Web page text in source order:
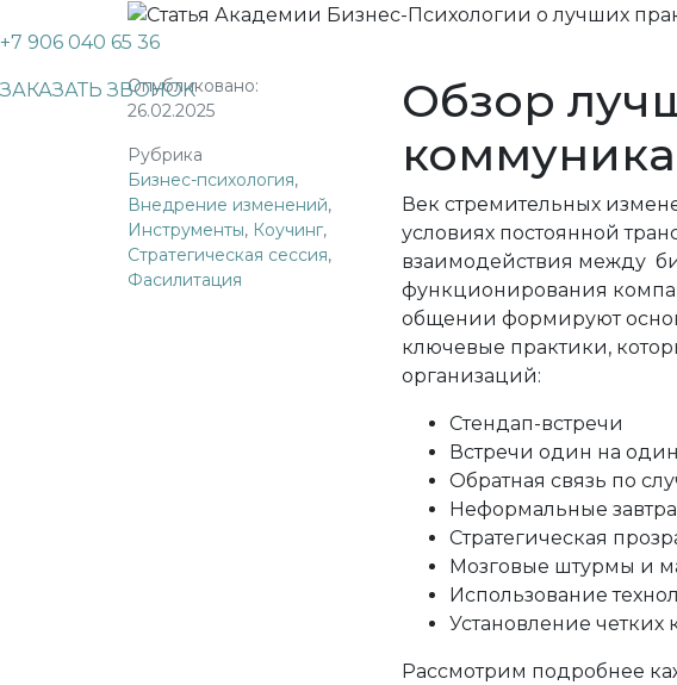
+7 906 040 65 36
ЗАКАЗАТЬ ЗВОНОК
Опубликовано:
26.02.2025
Рубрика
Бизнес-психология,
Внедрение изменений,
Инструменты, Коучинг,
Стратегическая сессия,
Фасилитация
Обзор
Век стремительных
условиях постоянной
взаимодействия между
функционирования
общении формируют
ключевые практики,
организаций:
Стендап-встречи
Встречи один на один
Обратная связь по
Неформальные
Стратегическая
Мозговые штурмы и
Использование
Установление
Рассмотрим подробнее